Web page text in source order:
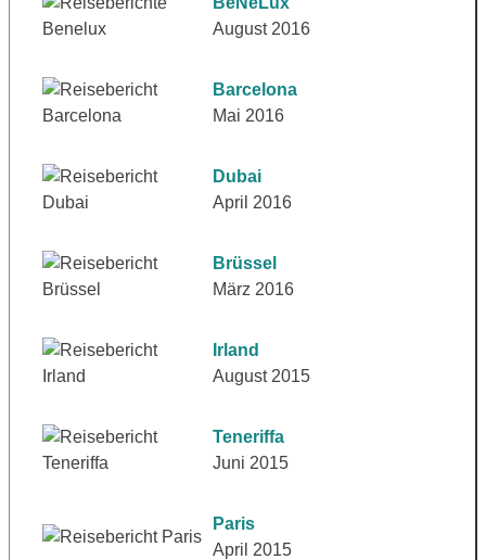
August 2016
Barcelona
Mai 2016
Dubai
April 2016
Brüssel
März 2016
Irland
August 2015
Teneriffa
Juni 2015
Paris
April 2015